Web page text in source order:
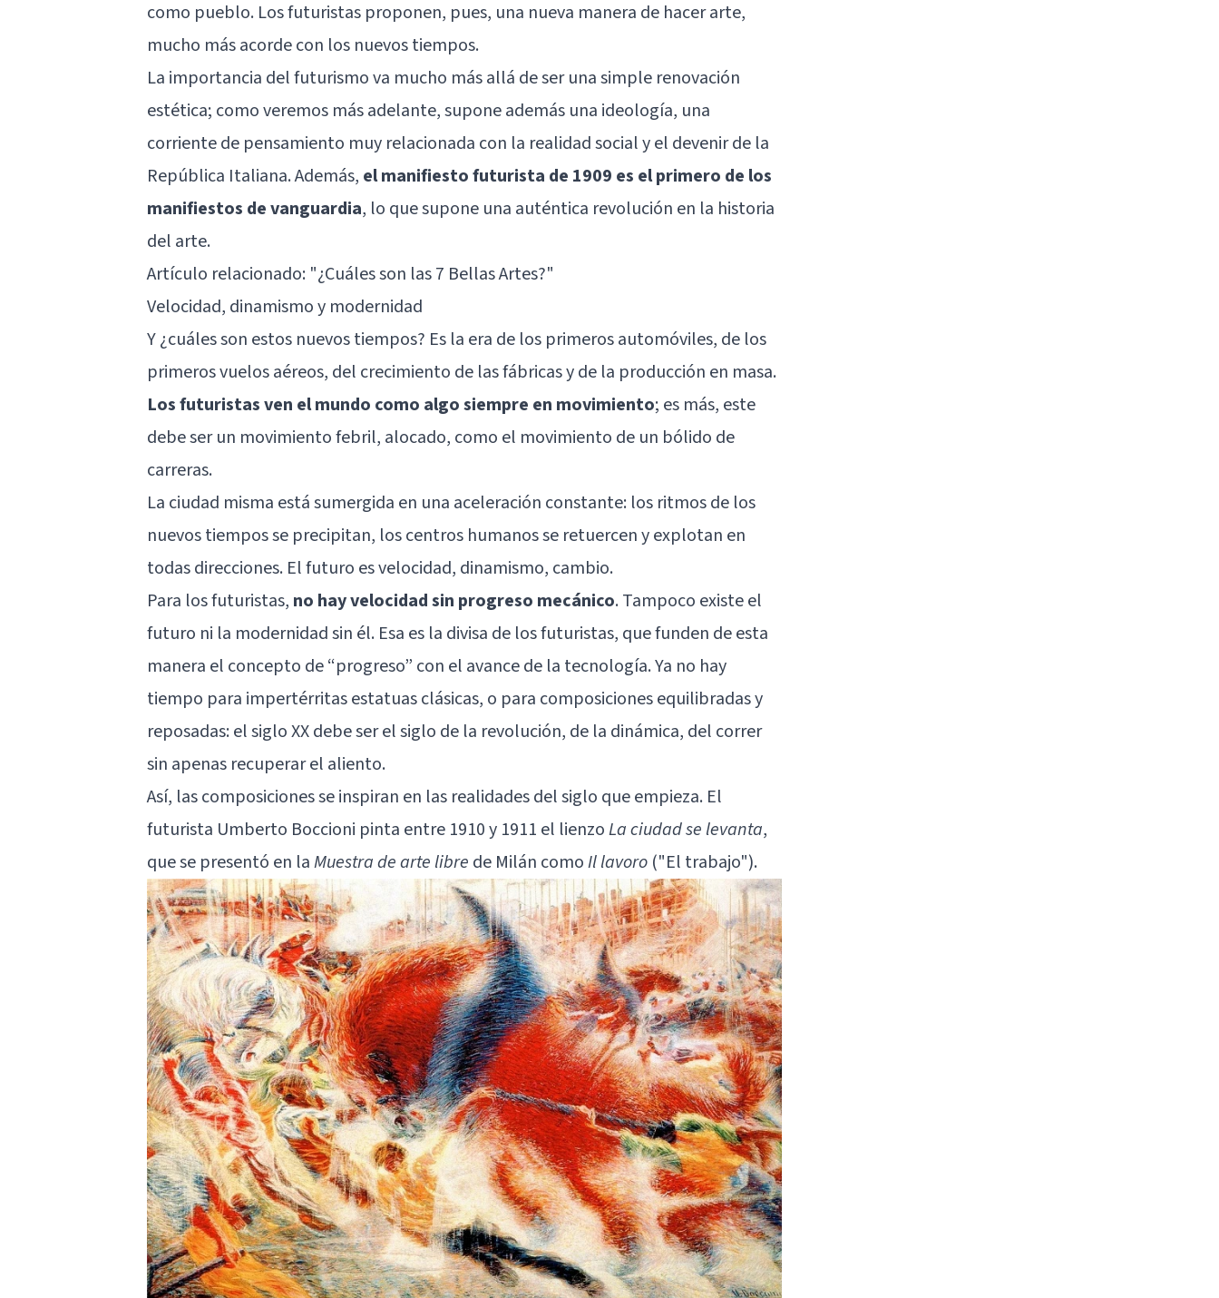
como pueblo. Los futuristas proponen, pues, una nueva manera de hacer arte,
mucho más acorde con los nuevos tiempos.
La importancia del futurismo va mucho más allá de ser una simple renovación
estética; como veremos más adelante, supone además una ideología, una
corriente de pensamiento muy relacionada con la realidad social y el devenir de la
República Italiana. Además, el manifiesto futurista de 1909 es el primero de los
manifiestos de vanguardia, lo que supone una auténtica revolución en la historia
del arte.
Artículo relacionado: "¿Cuáles son las 7 Bellas Artes?"
Velocidad, dinamismo y modernidad
Y ¿cuáles son estos nuevos tiempos? Es la era de los primeros automóviles, de los
primeros vuelos aéreos, del crecimiento de las fábricas y de la producción en masa.
Los futuristas ven el mundo como algo siempre en movimiento; es más, este
debe ser un movimiento febril, alocado, como el movimiento de un bólido de
carreras.
La ciudad misma está sumergida en una aceleración constante: los ritmos de los
nuevos tiempos se precipitan, los centros humanos se retuercen y explotan en
todas direcciones. El futuro es velocidad, dinamismo, cambio.
Para los futuristas, no hay velocidad sin progreso mecánico. Tampoco existe el
futuro ni la modernidad sin él. Esa es la divisa de los futuristas, que funden de esta
manera el concepto de “progreso” con el avance de la tecnología. Ya no hay
tiempo para impertérritas estatuas clásicas, o para composiciones equilibradas y
reposadas: el siglo XX debe ser el siglo de la revolución, de la dinámica, del correr
sin apenas recuperar el aliento.
Así, las composiciones se inspiran en las realidades del siglo que empieza. El
futurista Umberto Boccioni pinta entre 1910 y 1911 el lienzoLa ciudad se levanta,
que se presentó en laMuestra de arte libre de Milán comoIl lavoro ("El trabajo").